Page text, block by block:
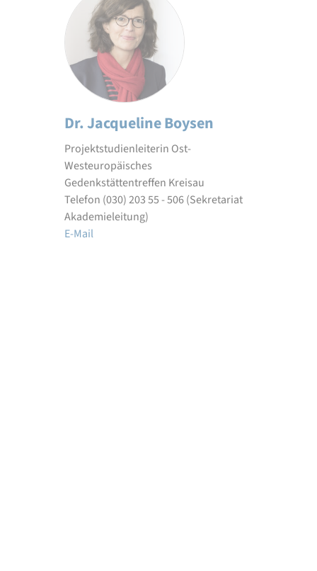
Dr. Jacqueline Boysen
Projektstudienleiterin Ost-
Westeuropäisches
Gedenkstättentreffen Kreisau
Telefon (030) 203 55 - 506 (Sekretariat
Akademieleitung)
E-Mail